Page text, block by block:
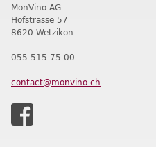
MonVino AG
Hofstrasse 57
8620 Wetzikon
055 515 75 00
contact@monvino.ch